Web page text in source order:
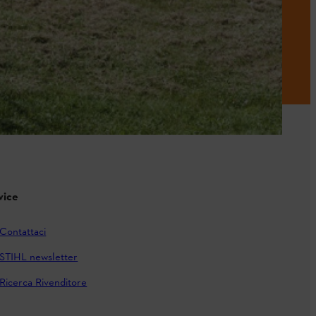
Contattaci
STIHL newsletter
Ricerca Rivenditore